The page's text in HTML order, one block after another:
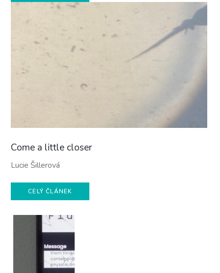
Come a little closer
Lucie Šillerová
CELÝ ČLÁNEK